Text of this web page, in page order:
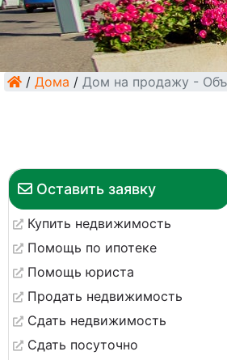
/ Дома / Дом на продажу -
Оставить заявку
Купить недвижимость
Помощь по ипотеке
Помощь юриста
Продать недвижимость
Сдать недвижимость
Сдать посуточно